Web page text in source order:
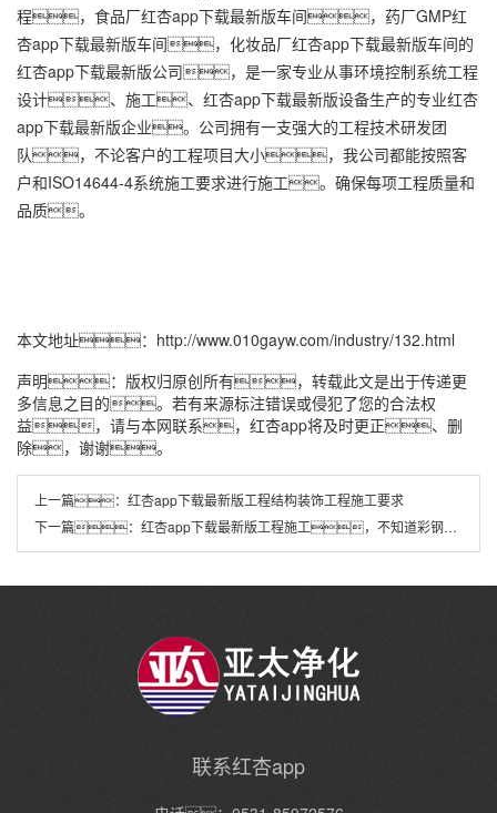
程，食品厂红杏app下载最新版车间，药厂GMP红
杏app下载最新版车间，化妆品厂红杏app下载最新版车间的
红杏app下载最新版公司，是一家专业从事环境控制系统工程
设计、施工、红杏app下载最新版设备生产的专业红杏
app下载最新版企业。公司拥有一支强大的工程技术研发团
队，不论客户的工程项目大小，我公司都能按照客
户和ISO14644-4系统施工要求进行施工。确保每项工程质量和
品质。
本文地址： http://www.010gayw.com/industry/132.html
声明：版权归原创所有，转载此文是出于传递更
多信息之目的。若有来源标注错误或侵犯了您的合法权
益，请与本网联系，红杏app将及时更正、删
除，谢谢。
上一篇： 红杏app下载最新版工程结构装饰工程施工要求
下一篇： 红杏app下载最新版工程施工，不知道彩钢板应该如何使用？这几种一定要提前了解
联系红杏app